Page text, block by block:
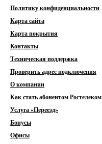
Политику конфиденциальности
Карта сайта
Карта покрытия
Контакты
Техническая поддержка
Проверить адрес подключения
О компании
Как стать абонентом Ростелеком
Услуга «Переезд»
Бонусы
Офисы